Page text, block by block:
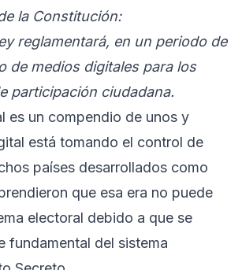
la Constitución:
reglamentará, en un periodo de
de medios digitales para los
participación ciudadana.
es un compendio de unos y
está tomando el control de
países desarrollados como
que esa era no puede
electoral debido a que se
fundamental del sistema